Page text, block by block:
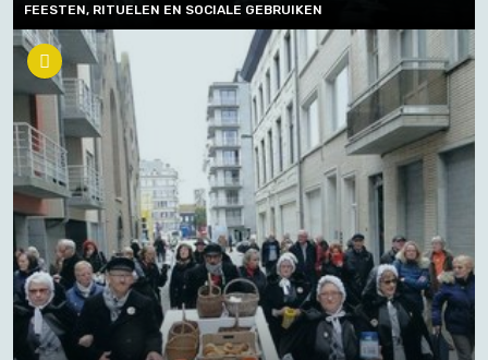
FEESTEN, RITUELEN EN SOCIALE GEBRUIKEN